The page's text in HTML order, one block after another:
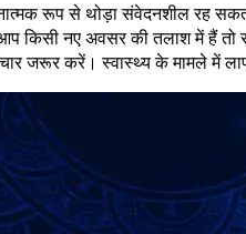
रूप से थोड़ा संवेदनशील रह
किसी नए अवसर की तलाश में हैं तो
जरूर करें। स्वास्थ्य के मामले में